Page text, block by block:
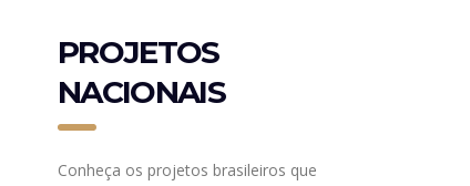
PROJETOS
NACIONAIS
Conheça os projetos brasileiros que